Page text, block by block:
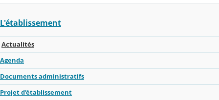
L'établissement
Actualités
Agenda
Documents administratifs
Projet d'établissement